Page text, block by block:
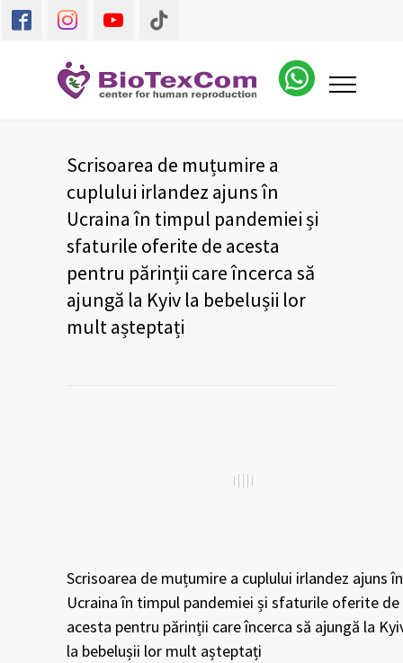
Scrisoarea de muțumire a
cuplului irlandez ajuns în
Ucraina în timpul pandemiei și
sfaturile oferite de acesta
pentru părinții care încerca să
ajungă la Kyiv la bebelușii lor
mult așteptați
Scrisoarea de muțumire a cuplului irlandez ajuns în
Ucraina în timpul pandemiei și sfaturile oferite de
acesta pentru părinții care încerca să ajungă la
la bebelușii lor mult așteptați